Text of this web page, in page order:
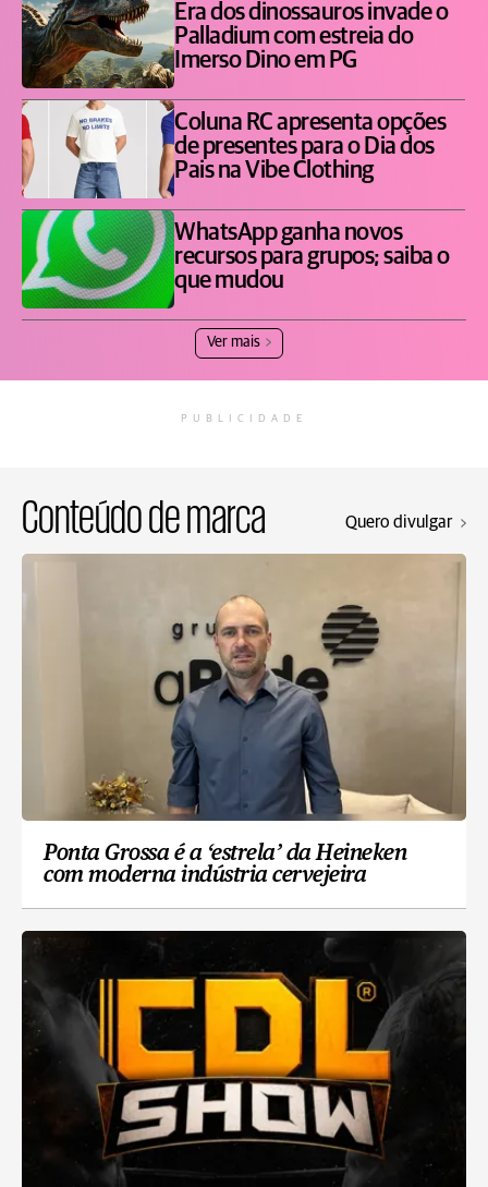
Era dos dinossauros invade o
Palladium com estreia do
Imerso Dino em PG
Coluna RC apresenta opções
de presentes para o Dia dos
Pais na Vibe Clothing
WhatsApp ganha novos
recursos para grupos; saiba o
que mudou
Ver mais
PUBLICIDADE
Conteúdo de marca Quero divulgar
Ponta Grossa é a ‘estrela’ da Heineken
com moderna indústria cervejeira